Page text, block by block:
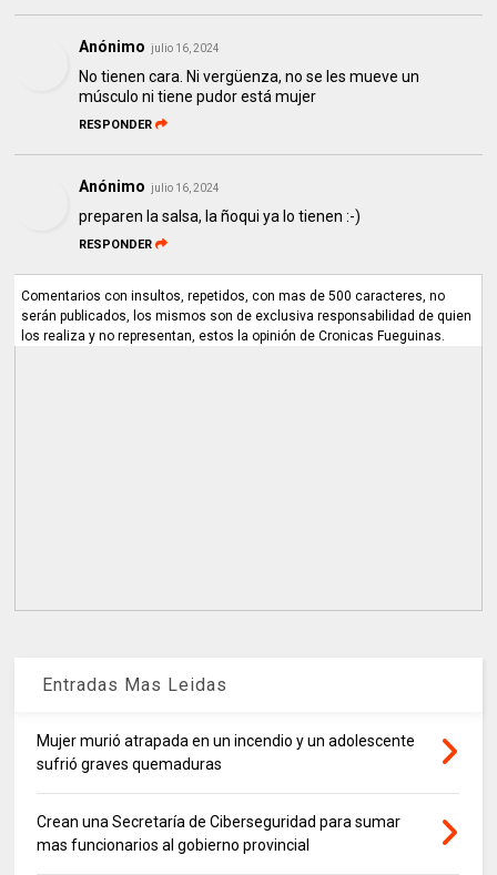
Anónimo julio 16, 2024
No tienen cara. Ni vergüenza, no se les mueve un
músculo ni tiene pudor está mujer
RESPONDER
Anónimo julio 16, 2024
preparen la salsa, la ñoqui ya lo tienen :-)
RESPONDER
Comentarios con insultos, repetidos, con mas de 500 caracteres, no
serán publicados, los mismos son de exclusiva responsabilidad de quien
los realiza y no representan, estos la opinión de Cronicas Fueguinas.
Entradas Mas Leidas
Mujer murió atrapada en un incendio y un adolescente
sufrió graves quemaduras
Crean una Secretaría de Ciberseguridad para sumar
mas funcionarios al gobierno provincial